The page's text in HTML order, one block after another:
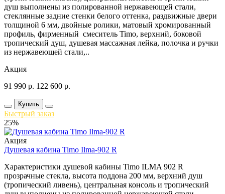
душ выполнены из полированной нержавеющей стали,
стеклянные задние стенки белого оттенка, раздвижные двери
толщиной 6 мм, двойные ролики, матовый хромированный
профиль, фирменный смеситель Timo, верхний, боковой
тропический душ, душевая массажная лейка, полочка и ручки
из нержавеющей стали,..
Акция
91 990 р. 122 600 р.
Купить
Быстрый заказ
25%
Акция
Душевая кабина Timo Ilma-902 R
Характеристики душевой кабины Timo ILMA 902 R
прозрачные стекла, высота поддона 200 мм, верхний душ
(тропический ливень), центральная консоль и тропический